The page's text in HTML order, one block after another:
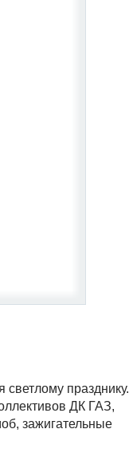
празднику.
ДК ГАЗ,
зажигательные